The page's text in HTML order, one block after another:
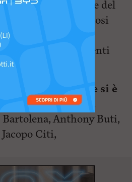
la formazione del
5-2 laureandosi
Ai ragazzi del
vanno i complimenti
Forest che si è
d’Italia: Andrea
Anthony Buti,
Citi,